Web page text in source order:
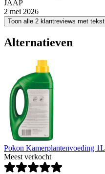
JAAP
2 mei 2026
Toon alle 2 klantreviews met tekst
Alternatieven
Pokon Kamerplantenvoeding 1L
Meest verkocht